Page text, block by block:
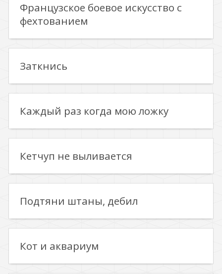
Французское боевое искусство с
фехтованием
Заткнись
Каждый раз когда мою ложку
Кетчуп не выливается
Подтяни штаны, дебил
Кот и аквариум